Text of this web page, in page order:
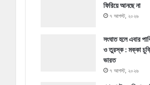
ফিরিয়ে আনছে না
৭ আগস্ট, ২০২৬
সংঘাত হলে এবার
ও তুরস্ক : মক্কা
ভারত
৭ আগস্ট, ২০২৬